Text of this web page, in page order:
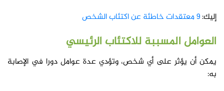
إليك:9 معتقدات خاطئة عن اكتئاب الشخص
العوامل المسببة للاكتئاب الرئيسي
يمكن أن يؤثر على أي شخص، وتؤدي عدة عوامل دورا في الإصابة
به: